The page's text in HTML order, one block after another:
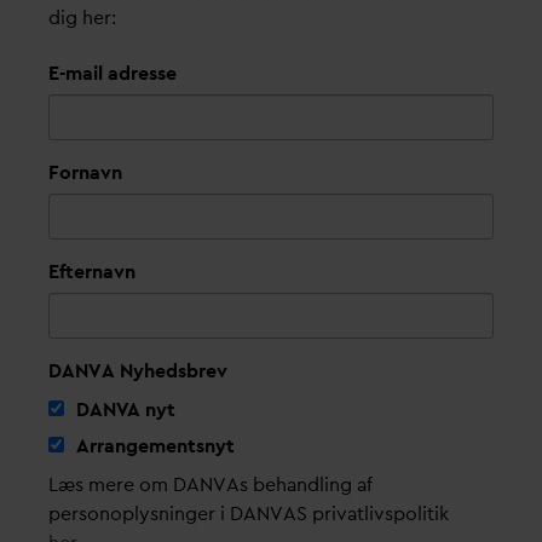
dig her:
E-mail adresse
Fornavn
Efternavn
DANVA Nyhedsbrev
DANVA nyt
Arrangementsnyt
Læs mere om DANVAs behandling af
personoplysninger i DANVAS privatlivspolitik